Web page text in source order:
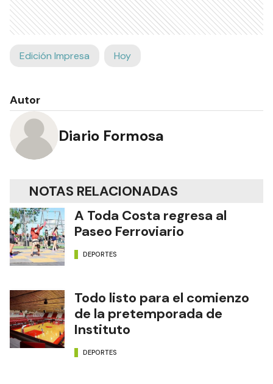
Edición Impresa Hoy
Autor
Diario Formosa
NOTAS RELACIONADAS
A Toda Costa regresa al
Paseo Ferroviario
DEPORTES
Todo listo para el comienzo
de la pretemporada de
Instituto
DEPORTES